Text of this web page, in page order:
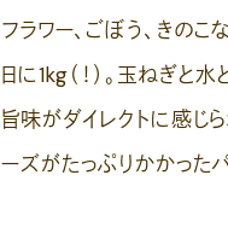
フラワー、ごぼう、きの
日に1kg（！）。玉ねぎと
旨味がダイレクトに感じ
ーズがたっぷりかかった